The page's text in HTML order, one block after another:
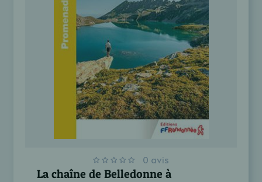
0 avis
La chaîne de Belledonne à